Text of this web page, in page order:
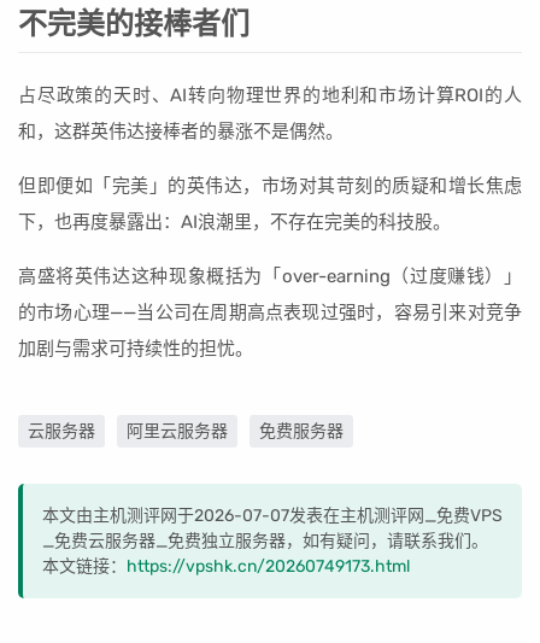
不完美的接棒者们
占尽政策的天时、AI转向物理世界的地利和市场计算ROI的人
和，这群英伟达接棒者的暴涨不是偶然。
但即便如「完美」的英伟达，市场对其苛刻的质疑和增长焦虑
下，也再度暴露出：AI浪潮里，不存在完美的科技股。
高盛将英伟达这种现象概括为「over-earning（过度赚钱）」
的市场心理——当公司在周期高点表现过强时，容易引来对竞争
加剧与需求可持续性的担忧。
云服务器 阿里云服务器 免费服务器
本文由主机测评网于2026-07-07发表在主机测评网_免费VPS
_免费云服务器_免费独立服务器，如有疑问，请联系我们。
本文链接： https://vpshk.cn/20260749173.html